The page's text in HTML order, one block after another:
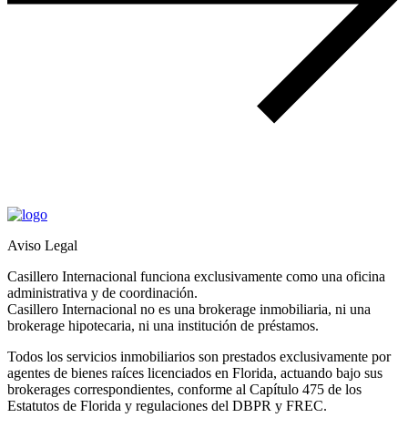
Aviso Legal
Casillero Internacional funciona exclusivamente como una oficina
administrativa y de coordinación.
Casillero Internacional no es una brokerage inmobiliaria, ni una
brokerage hipotecaria, ni una institución de préstamos.
Todos los servicios inmobiliarios son prestados exclusivamente por
agentes de bienes raíces licenciados en Florida, actuando bajo sus
brokerages correspondientes, conforme al Capítulo 475 de los
Estatutos de Florida y regulaciones del DBPR y FREC.